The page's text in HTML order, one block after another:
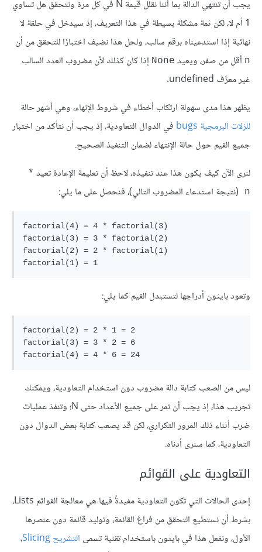
يجب أن تنتهي الدالة بما أننا نقلل قيمة N في كل مرة ونتحقق هل تساوي
1 أم لا، لكن ثمة مشكلة بسيطة في هذا التعريف، إذ سيدخل في حلقة لا
نهائية إذا استدعيناه برقم سالب، ولحل هذا نضيف اختبارًا للتحقق من أن
n أقل من صفر، ويعيد None إذا كان كذلك لأن مضروب العدد السالب
غير معرَّف undefined.
يظهر هذا مدى سهولة ارتكاب أخطاء في شروط الإنهاء، وهي أشهر حالة
للزلات البرمجية bugs
في الدوال التعاودية، إذ يجب أن نتأكد من اختبار
جميع القيم حول حالة الإنتهاء لضمان التنفيذ الصحيح.
لنرى الآن كيف يكون هذا عند تنفيذه، لاحظ أن تعليمة الإعادة تعيد
n
(نتيجة استدعاء المضروب التالي)، فنحصل على ما يلي:
factorial(4) = 4 * factorial(3)
factorial(3) = 3 * factorial(2)
factorial(2) = 2 * factorial(1)
وتعود بايثون أدراجها لتستبدل القيم كما يلي:
factorial(2) = 2 * 1 = 2
factorial(3) = 3 * 2 = 6
ليس من الصعب كتابة دالة مضروب دون استخدام التعاودية، ويمكنك
تجريب هذا، إذ يجب أن تمر على جميع الأعداد حتى N؛ وتنفذ عمليات
ضرب أثناء ذلك المرور التكراري، لكن قد يصعب كتابة بعض الدوال دون
التعاودية، كما سنرى أدناه.
التعاودية على القوائم
إحدى الحالات التي تكون التعاودية مفيدةً فيها هي معالجة القوائم Lists،
بشرط أن نستطيع التحقق من فراغ القائمة، وتوليد قائمة دون عنصرها
الأول، ونفعل هذا في بايثون باستخدام تقنية تسمى التشريح Slicing
،